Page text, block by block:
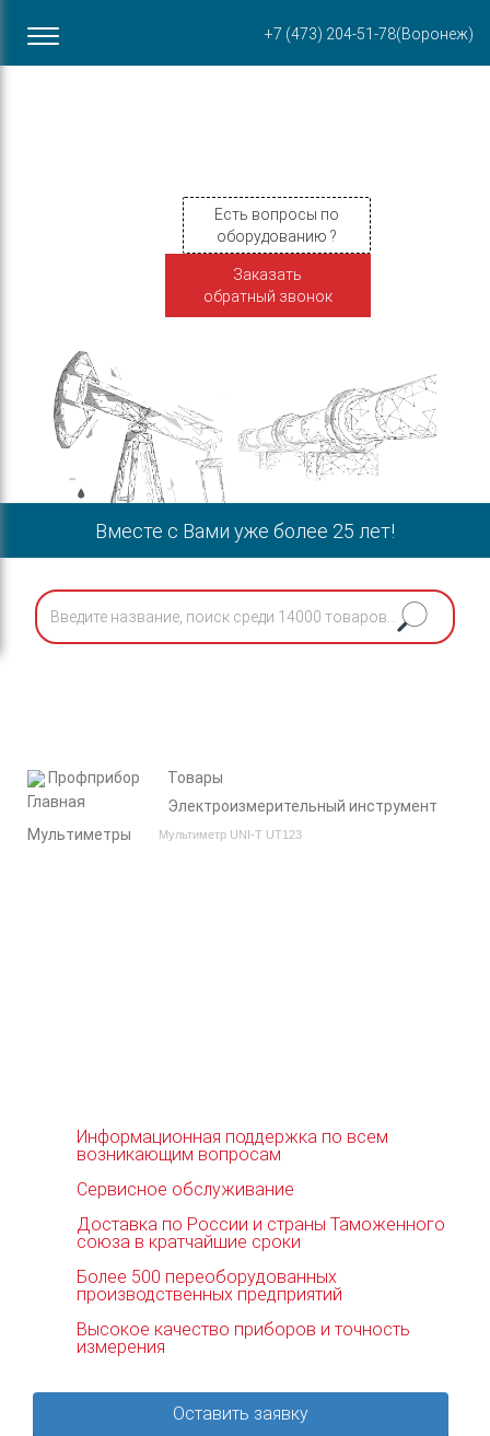
+7 (473) 204-51-78(Воронеж)
ул. Пирогова, 87Б
Есть вопросы по
оборудованию ?
Заказать
обратный звонок
Вместе с Вами уже более 25 лет!
Профприбор
Товары
Электроизмерительный инструмент
Мультиметры
Мультиметр UNI-T UT123
Информационная поддержка по всем
возникающим вопросам
Сервисное обслуживание
Доставка по России и страны Таможенного
союза в кратчайшие сроки
Более 500 переоборудованных
производственных предприятий
Высокое качество приборов и точность
измерения
Оставить заявку